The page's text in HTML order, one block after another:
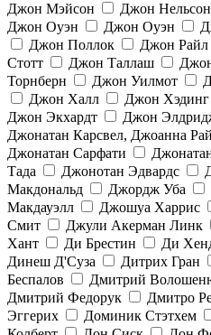
Джон Мэйсон
Джон
Джон Оуэн
Джон Оуэн
Джон Поллок
Джон Райл
Стотт
Джон Таллаш
Торнберн
Джон Уилмот
Джон Халл
Джон Хэдинг
Джон Экхардт
Джон
Джонатан Карсвел, Джоанна
Джонатан Сарфати
Тада
Джонотан Эдвардс
Макдональд
Джордж Уба
Макдауэлл
Джошуа Харрис
Смит
Джули Акерман Линк
Хант
Ди Брестин Ди
Динеш Д'Суза
Дитрих Гран
Беспалов
Дмитрий
Дмитрий Федорук
Дмитро
Эггерих
Доминик Стэтхем